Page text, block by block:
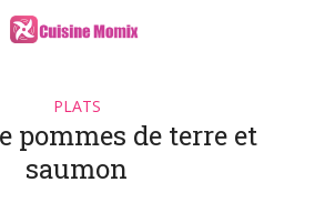
PLATS
pommes de terre et
saumon